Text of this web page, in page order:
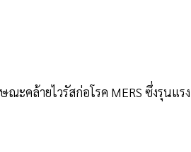
ะคล้ายไวรัสก่อโรค MERS ซึ่งรุนแรง